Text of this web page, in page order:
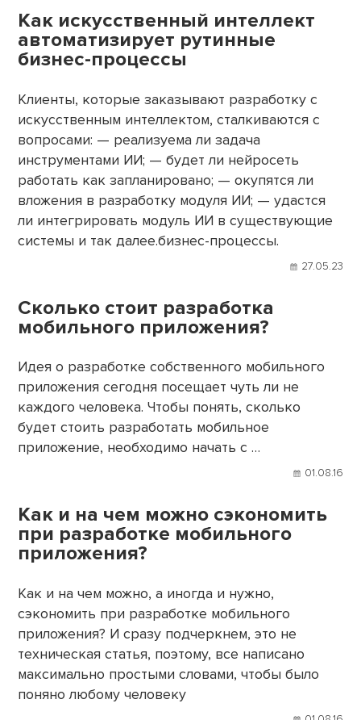
Как искусственный интеллект
автоматизирует рутинные
бизнес-процессы
Клиенты, которые заказывают разработку с
искусственным интеллектом, сталкиваются с
вопросами: — реализуема ли задача
инструментами ИИ; — будет ли нейросеть
работать как запланировано; — окупятся ли
вложения в разработку модуля ИИ; — удастся
ли интегрировать модуль ИИ в существующие
системы и так далее.бизнес-процессы.
27.05.23
Сколько стоит разработка
мобильного приложения?
Идея о разработке собственного мобильного
приложения сегодня посещает чуть ли не
каждого человека. Чтобы понять, сколько
будет стоить разработать мобильное
приложение, необходимо начать с …
01.08.16
Как и на чем можно сэкономить
при разработке мобильного
приложения?
Как и на чем можно, а иногда и нужно,
сэкономить при разработке мобильного
приложения? И сразу подчеркнем, это не
техническая статья, поэтому, все написано
максимально простыми словами, чтобы было
поняно любому человеку